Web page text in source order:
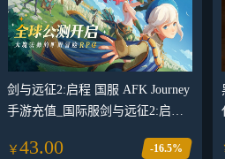
剑与远征2:启程 国服 AFK Journey
手游充值_国际服剑与远征2:启程
￥43.00 -16.5%